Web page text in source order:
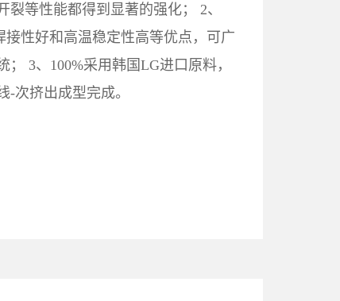
裂等性能都得到显著的强化； 2、
接性好和高温稳定性高等优点，可广
3、100%采用韩国LG进口原料，
-次挤出成型完成。